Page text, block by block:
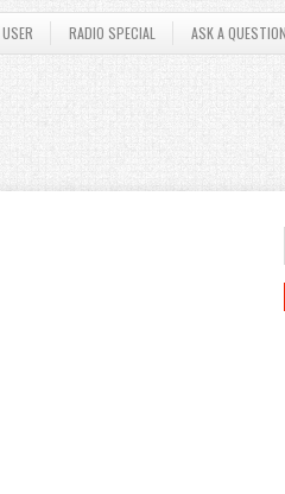
RADIO SPECIAL ASK A QUESTION